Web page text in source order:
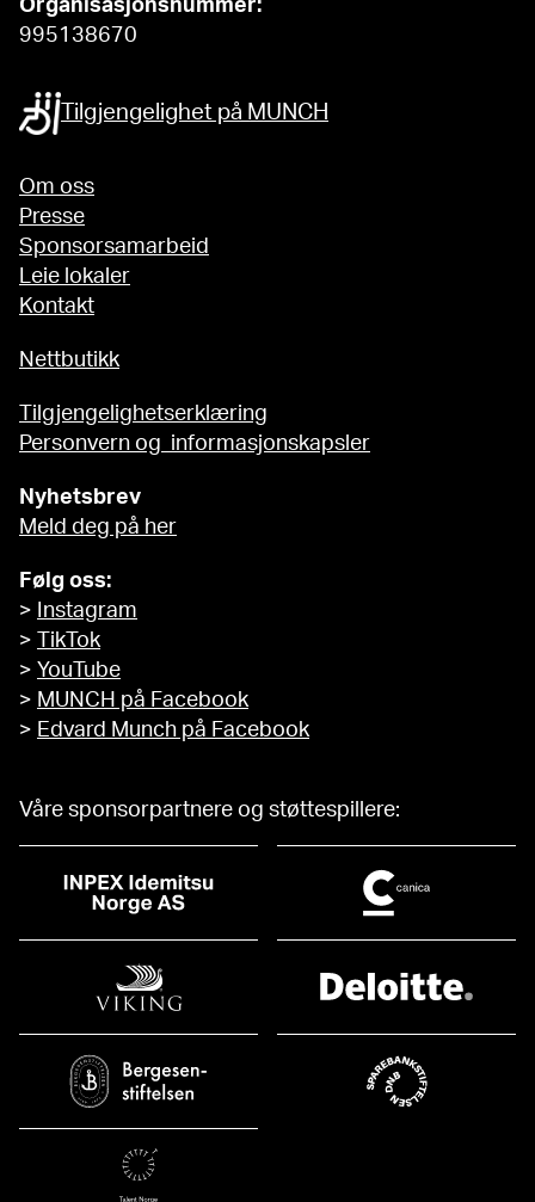
Organisasjonsnummer:
995138670
Tilgjengelighet på MUNCH
Om oss
Presse
Sponsorsamarbeid
Leie lokaler
Kontakt
Nettbutikk
Tilgjengelighetserklæring
Personvern og informasjonskapsler
Nyhetsbrev
Meld deg på her
Følg oss:
>
Instagram
>
TikTok
> YouTube
> MUNCH på Facebook
> Edvard Munch på Facebook
Våre sponsorpartnere og støttespillere: